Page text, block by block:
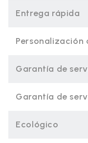
Entrega rápida
Personalización
Garantía de
Garantía de
Ecológico